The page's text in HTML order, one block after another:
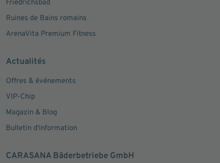
Friedrichsbad
Ruines de Bains romains
ArenaVita Premium Fitness
Actualités
Offres & événements
VIP-Chip
Magazin & Blog
Bulletin d'information
CARASANA Bäderbetriebe GmbH